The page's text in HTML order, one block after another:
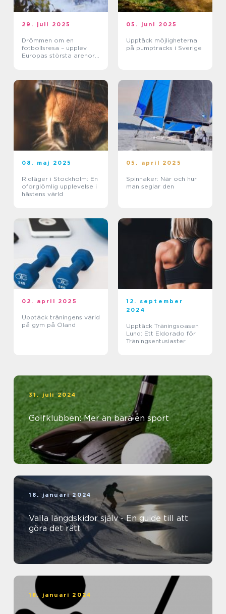
29. juli 2025
Drömmen om en
fotbollsresa – upplev
Europas största arenor
05. juni 2025
Upptäck möjligheterna
på pumptracks i Sverige
08. maj 2025
Ridläger i Stockholm: En
oförglömlig upplevelse i
hästens värld
05. april 2025
Spinnaker: När och hur
man seglar den
02. april 2025
Upptäck träningens värld
på gym på Öland
12. september
2024
Upptäck Träningsoasen
Lund: Ett Eldorado för
Träningsentusiaster
31. juli 2024
Golfklubben: Mer än bara en sport
18. januari 2024
Valla längdskidor själv - En guide till att
göra det rätt
18. januari 2024